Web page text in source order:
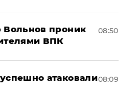
Вольнов проник
ВПК
08:50
атаковали08:09